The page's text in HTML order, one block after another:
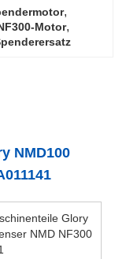
,
Motor,
NMD100
Glory
NMD NF300